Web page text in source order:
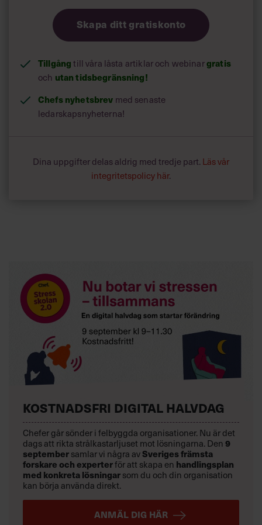
Skapa ditt gratiskonto
Tillgångtill våra låsta artiklar och webinargratis
och utan tidsbegränsning!
Chefs nyhetsbrev med senaste
ledarskapsnyheterna!
Dina uppgifter delas aldrig med tredje part. Läs vår
integritetspolicy här.
KOSTNADSFRI DIGITAL HALVDAG
Chefer går sönder i felbyggda organisationer. Nu är det
dags att rikta strålkastarljuset mot lösningarna. Den9
septembersamlar vi några avSveriges främsta
forskare och experterför att skapa en handlingsplan
med konkreta lösningarsom du och din organisation
kan börja använda direkt.
ANMÄL DIG HÄR